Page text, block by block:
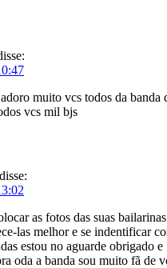
muito vcs todos da banda
vcs mil bjs
disse:
as fotos das suas bailarinas
las melhor e se indentificar
estou no aguarde obrigado e
oda a banda sou muito fã de